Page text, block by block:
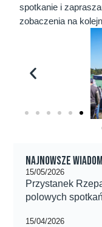
spotkanie i
zobaczenia na
Najnowsze
15/05/2026
Przystanek
polowych
15/04/2026